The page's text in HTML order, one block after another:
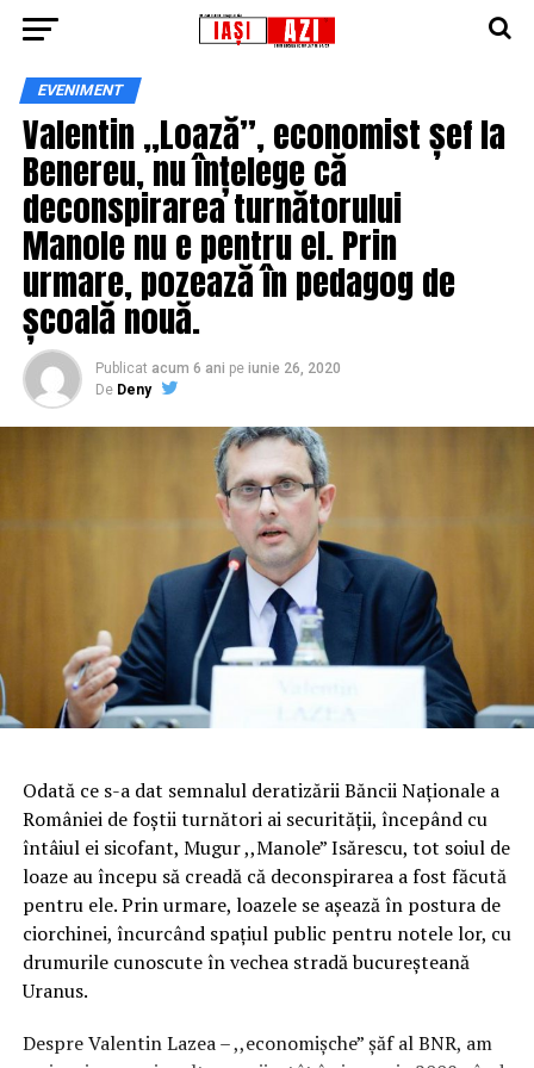
EVENIMENT
Valentin ,,Loază”, economist șef la
Benereu, nu înțelege că
deconspirarea turnătorului
Manole nu e pentru el. Prin
urmare, pozează în pedagog de
școală nouă.
Publicat acum 6 ani pe iunie 26, 2020
De Deny
Odată ce s-a dat semnalul deratizării Băncii Naționale a
României de foștii turnători ai securității, începând cu
întâiul ei sicofant, Mugur ,,Manole” Isărescu, tot soiul de
loaze au începu să creadă că deconspirarea a fost făcută
pentru ele. Prin urmare, loazele se așează în postura de
ciorchinei, încurcând spațiul public pentru notele lor, cu
drumurile cunoscute în vechea stradă bucureșteană
Uranus.
Despre Valentin Lazea – ,,economișche” șăf al BNR, am